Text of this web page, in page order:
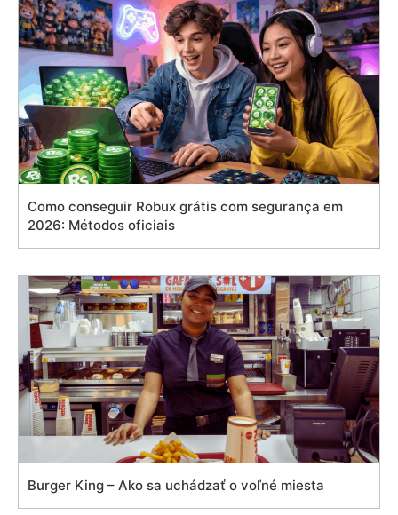
Como conseguir Robux grátis com segurança em
2026: Métodos oficiais
Burger King – Ako sa uchádzať o voľné miesta